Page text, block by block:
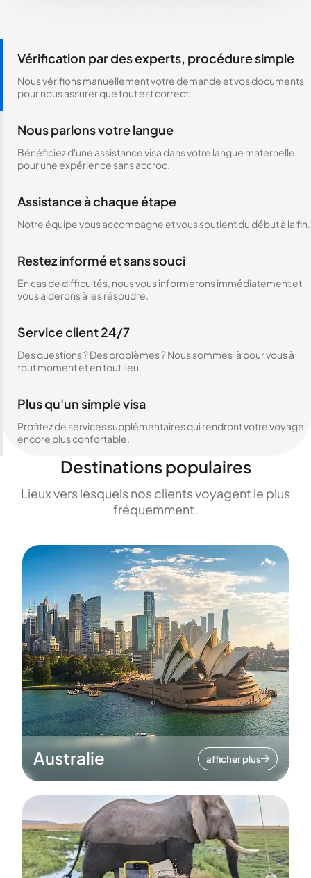
Vérification par des experts, procédure simple
Nous vérifions manuellement votre demande et vos documents
pour nous assurer que tout est correct.
Nous parlons votre langue
Bénéficiez d'une assistance visa dans votre langue maternelle
pour une expérience sans accroc.
Assistance à chaque étape
Notre équipe vous accompagne et vous soutient du début à la fin.
Restez informé et sans souci
En cas de difficultés, nous vous informerons immédiatement et
vous aiderons à les résoudre.
Service client 24/7
Des questions ? Des problèmes ? Nous sommes là pour vous à
tout moment et en tout lieu.
Plus qu'un simple visa
Profitez de services supplémentaires qui rendront votre voyage
encore plus confortable.
Destinations populaires
Lieux vers lesquels nos clients voyagent le plus
fréquemment.
Australie afficher plus